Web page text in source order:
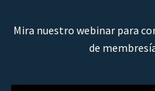
Mira nuestro webinar para
de